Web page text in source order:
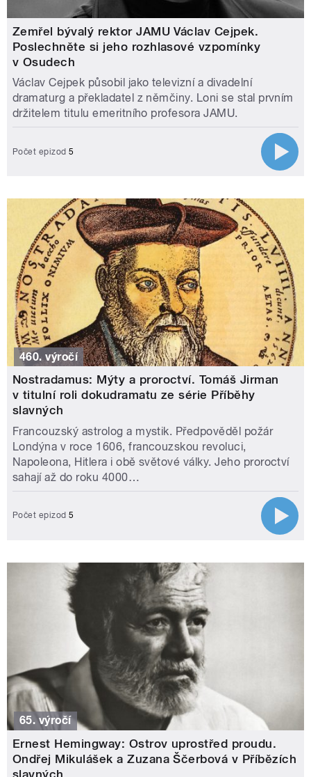
Zemřel bývalý rektor JAMU Václav Cejpek.
Poslechněte si jeho rozhlasové vzpomínky
v Osudech
Václav Cejpek působil jako televizní a divadelní
dramaturg a překladatel z němčiny. Loni se stal prvním
držitelem titulu emeritního profesora JAMU.
Počet epizod 5
460. výročí
Nostradamus: Mýty a proroctví. Tomáš Jirman
v titulní roli dokudramatu ze série Příběhy
slavných
Francouzský astrolog a mystik. Předpověděl požár
Londýna v roce 1606, francouzskou revoluci,
Napoleona, Hitlera i obě světové války. Jeho proroctví
sahají až do roku 4000…
Počet epizod 5
65. výročí
Ernest Hemingway: Ostrov uprostřed proudu.
Ondřej Mikulášek a Zuzana Ščerbová v Příbězích
slavných